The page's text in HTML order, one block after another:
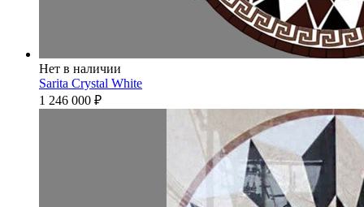
Нет в наличии
Sarita Crystal White
1 246 000 ₽